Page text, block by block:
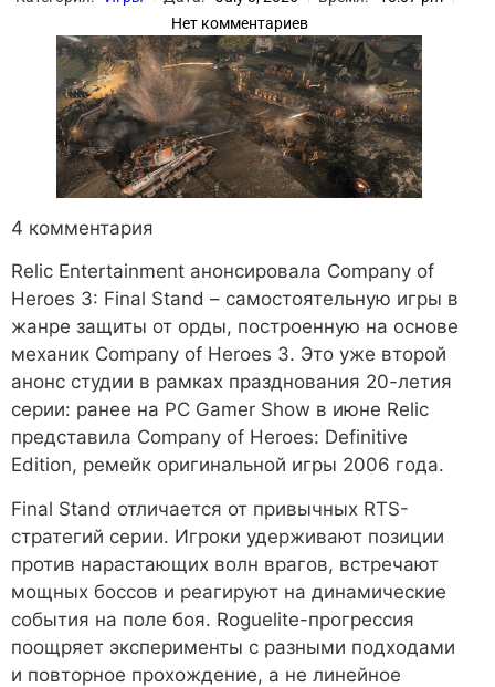
Нет комментариев
4 комментария
Relic Entertainment анонсировала Company of
Heroes 3: Final Stand – самостоятельную игры в
жанре защиты от орды, построенную на основе
механик Company of Heroes 3. Это уже второй
анонс студии в рамках празднования 20-летия
серии: ранее на PC Gamer Show в июне Relic
представила Company of Heroes: Definitive
Edition, ремейк оригинальной игры 2006 года.
Final Stand отличается от привычных RTS-
стратегий серии. Игроки удерживают позиции
против нарастающих волн врагов, встречают
мощных боссов и реагируют на динамические
события на поле боя. Roguelite-прогрессия
поощряет эксперименты с разными подходами
и повторное прохождение, а не линейное